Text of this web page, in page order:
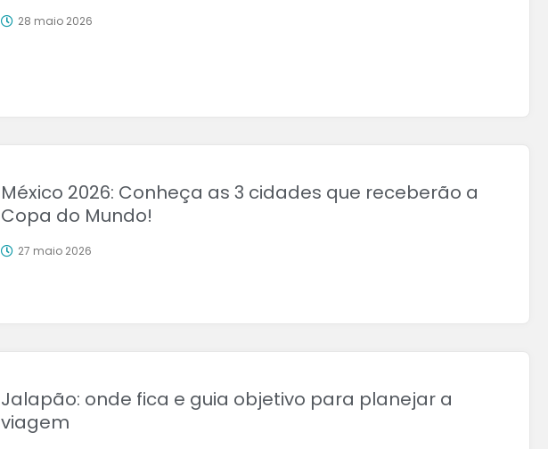
28 maio 2026
México 2026: Conheça as 3 cidades que receberão a
Copa do Mundo!
27 maio 2026
Jalapão: onde fica e guia objetivo para planejar a
viagem